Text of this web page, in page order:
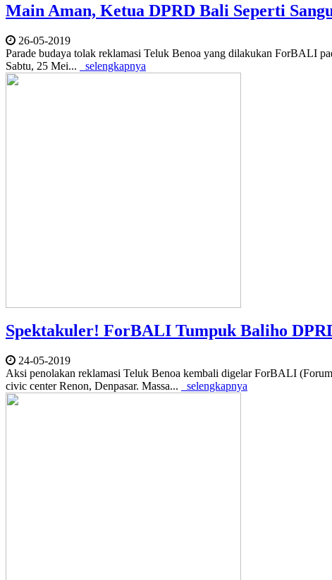
Main Aman, Ketua DPRD Bali Seperti
26-05-2019
Parade budaya tolak reklamasi Teluk Benoa yang dilakukan ForBALI
Sabtu, 25 Mei...
selengkapnya
Spektakuler! ForBALI Tumpuk Baliho
24-05-2019
Aksi penolakan reklamasi Teluk Benoa kembali digelar ForBALI
civic center Renon, Denpasar. Massa...
selengkapnya